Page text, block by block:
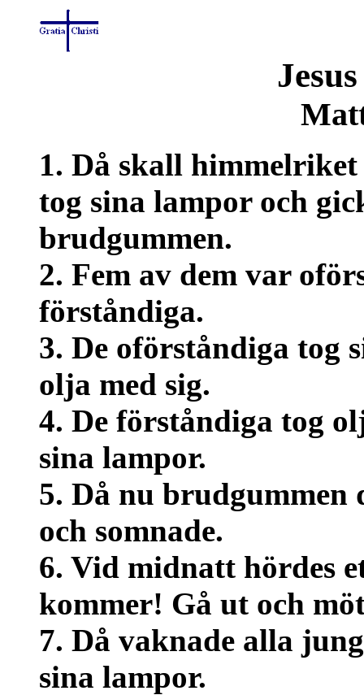
1. Då skall
tog sina lampor och
brudgummen.
2. Fem av dem var
förståndiga.
3. De oförståndiga tog
olja med sig.
4. De förståndiga tog
sina lampor.
5. Då nu brudgummen
och somnade.
6. Vid midnatt hördes
kommer! Gå ut och
7. Då vaknade alla
sina lampor.